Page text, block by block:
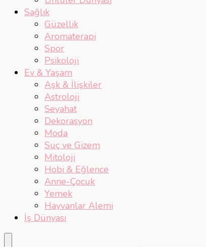
Sağlık
Güzellik
Aromaterapi
Spor
Psikoloji
Ev & Yaşam
Aşk & İlişkiler
Astroloji
Seyahat
Dekorasyon
Moda
Suç ve Gizem
Mitoloji
Hobi & Eğlence
Anne-Çocuk
Yemek
Hayvanlar Alemi
İş Dünyası